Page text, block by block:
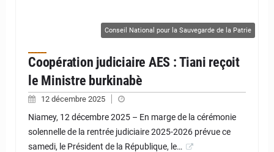
Conseil National pour la Sauvegarde de la Patrie
Coopération judiciaire AES : Tiani reçoit
le Ministre burkinabè
12 décembre 2025
Niamey, 12 décembre 2025 – En marge de la cérémonie
solennelle de la rentrée judiciaire 2025-2026 prévue ce
samedi, le Président de la République, le…